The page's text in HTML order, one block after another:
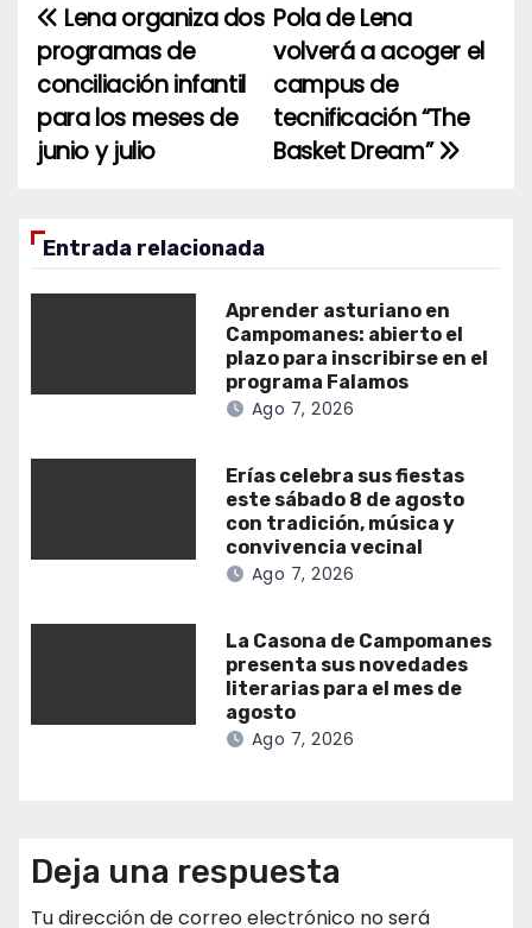
Navegación
de
entradas
Pola de Lena
volverá a acoger el
campus de
tecnificación “The
Basket Dream”
Lena organiza dos
programas de
conciliación infantil
para los meses de
junio y julio
Entrada relacionada
Aprender asturiano en
Campomanes: abierto el
plazo para inscribirse en el
programa Falamos
Ago 7, 2026
Erías celebra sus fiestas
este sábado 8 de agosto
con tradición, música y
convivencia vecinal
Ago 7, 2026
La Casona de Campomanes
presenta sus novedades
literarias para el mes de
agosto
Ago 7, 2026
Deja una respuesta
Tu dirección de correo electrónico no será